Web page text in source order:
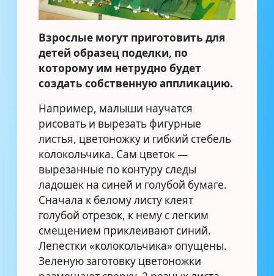
Взрослые могут приготовить для
детей образец поделки, по
которому им нетрудно будет
создать собственную аппликацию.
Например, малыши научатся
рисовать и вырезать фигурные
листья, цветоножку и гибкий стебель
колокольчика. Сам цветок —
вырезанные по контуру следы
ладошек на синей и голубой бумаге.
Сначала к белому листу клеят
голубой отрезок, к нему с легким
смещением приклеивают синий.
Лепестки «колокольчика» опущены.
Зеленую заготовку цветоножки